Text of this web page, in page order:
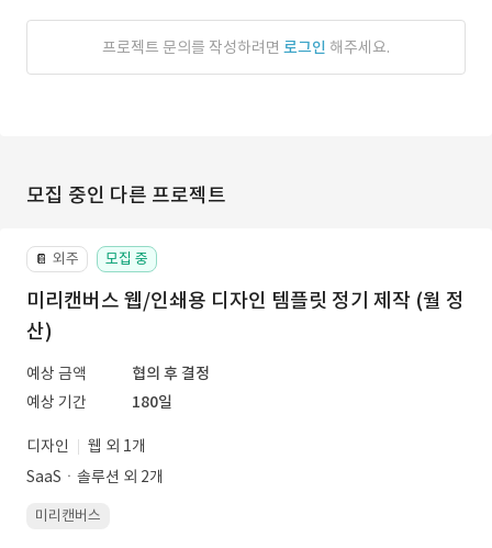
프로젝트 문의를 작성하려면 로그인 해주세요.
모집 중인 다른 프로젝트
📔 외주 모집 중
미리캔버스 웹/인쇄용 디자인 템플릿 정기 제작 (월 정
산)
예상 금액
협의 후 결정
예상 기간
180일
디자인
웹 외 1개
SaaSㆍ솔루션 외 2개
미리캔버스